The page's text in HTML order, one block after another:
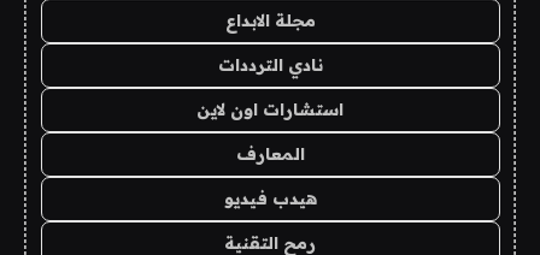
مجلة الابداع
نادي الترددات
استشارات اون لاين
المعارف
هيدب فيديو
رمح التقنية